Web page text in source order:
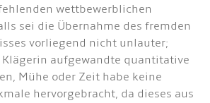
wettbewerblichen
sei die Übernahme des fremden
vorliegend nicht unlauter;
Klägerin aufgewandte quantitative
Mühe oder Zeit habe keine
hervorgebracht, da dieses aus